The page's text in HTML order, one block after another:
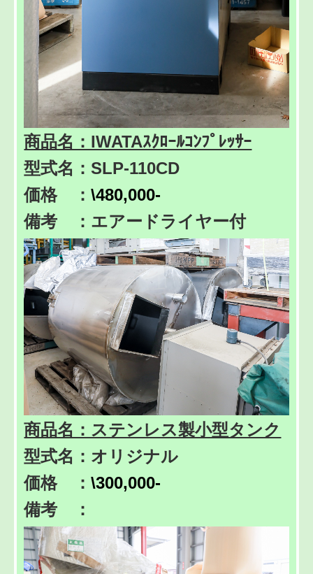
商品名：IWATAｽｸﾛｰﾙｺﾝﾌﾟﾚｯｻｰ
型式名：SLP-110CD
価格 ：\480,000-
備考 ：エアードライヤー付
商品名：ステンレス製小型タンク
型式名：オリジナル
価格 ：\300,000-
備考 ：